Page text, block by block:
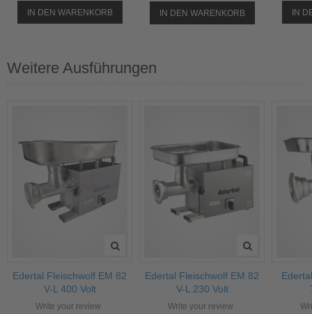
IN DEN WARENKORB IN DEN WARENKORB IN
Weitere Ausführungen
Edertal Fleischwolf EM 82
V-L 400 Volt
Write your review
Edertal Fleischwolf EM 82
V-L 230 Volt
Write your review